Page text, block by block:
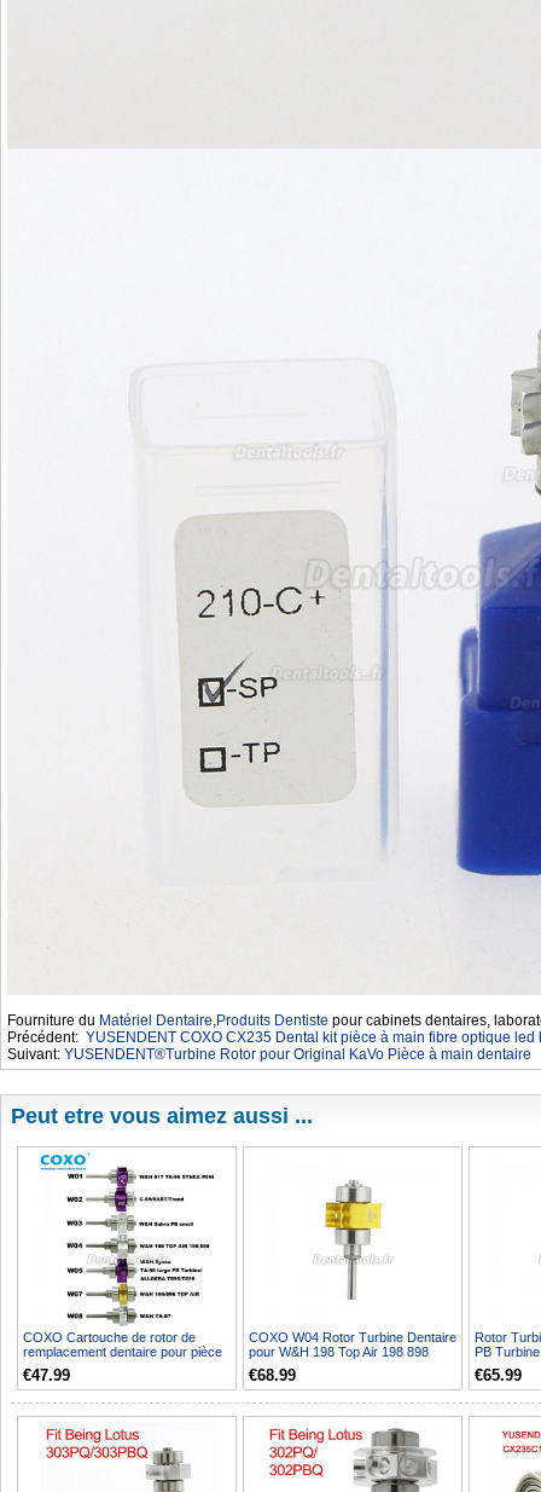
Fourniture du Matériel Dentaire,Produits Dentiste pour cabinets dentaires,
Précédent: YUSENDENT COXO CX235 Dental kit pièce à main fibre optique
Suivant: YUSENDENT®Turbine Rotor pour Original KaVo Pièce à main dentaire
Peut etre vous aimez aussi ...
COXO Cartouche de rotor de
remplacement dentaire pour pièce
à main de turbine W&...
€47.99
COXO W04 Rotor Turbine Dentaire
pour W&H 198 Top Air 198 898
€68.99
Rotor
PB
Torque
€65.99